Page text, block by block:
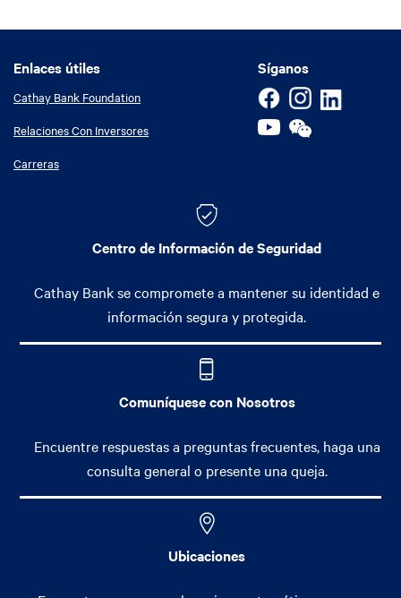
Síganos
Enlaces útiles
Enlaces útiles
Cathay Bank Foundation
Relaciones Con Inversores
Carreras
Centro de Información de Seguridad
Cathay Bank se compromete a mantener su identidad e
información segura y protegida.
Comuníquese con Nosotros
Encuentre respuestas a preguntas frecuentes, haga una
consulta general o presente una queja.
Ubicaciones